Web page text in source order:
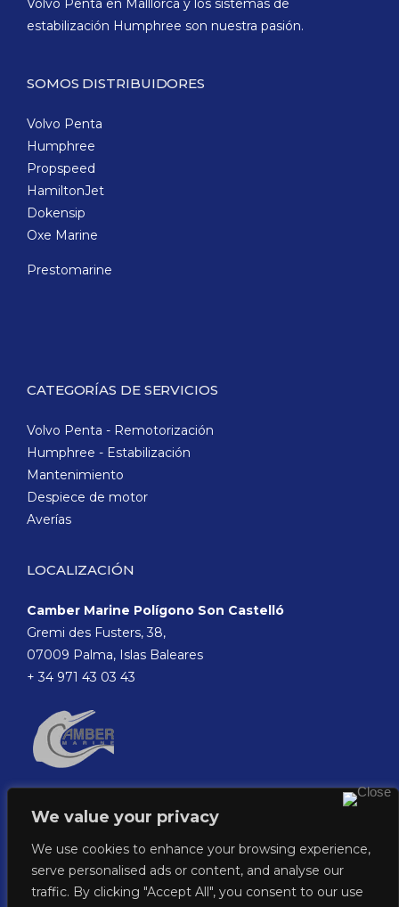
We value your privacy
We use cookies to enhance your browsing experience,
serve personalised ads or content, and analyse our
traffic. By clicking "Accept All", you consent to our use
Volvo Penta en Malllorca y los sistemas de
estabilización Humphree son nuestra pasión.
SOMOS DISTRIBUIDORES
Volvo Penta
Humphree
Propspeed
HamiltonJet
Dokensip
Oxe Marine
Prestomarine
CATEGORÍAS DE SERVICIOS
Volvo Penta - Remotorización
Humphree - Estabilización
Mantenimiento
Despiece de motor
Averías
LOCALIZACIÓN
Camber Marine Polígono Son Castelló
Gremi des Fusters, 38,
07009 Palma, Islas Baleares
+ 34 971 43 03 43